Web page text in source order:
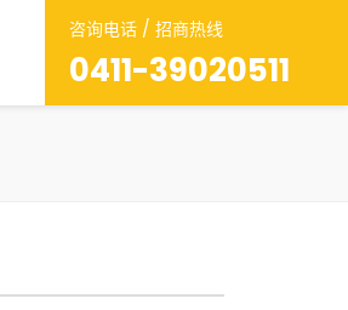
咨询电话 / 招商热线
0411-39020511